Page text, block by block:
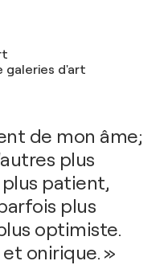
galeries d'art
de mon âme;
plus
patient,
plus
optimiste.
onirique. »